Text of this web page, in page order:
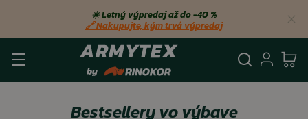
☀️ Letný výpredaj až do −40 %
🔗 Nakupujte, kým trvá výpredaj
Bestsellery vo výbave